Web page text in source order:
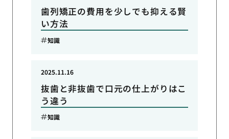
歯列矯正の費用を少しでも抑える賢
い方法
知識
抜歯と非抜歯で口元の仕上がりはこ
う違う
2025.11.16
知識